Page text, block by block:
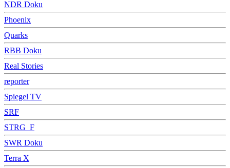
NDR Doku
Phoenix
Quarks
RBB Doku
Real Stories
reporter
Spiegel TV
SRF
STRG_F
SWR Doku
Terra X